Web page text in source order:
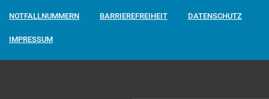
NOTFALLNUMMERN BARRIEREFREIHEIT DATENSCHUTZ
IMPRESSUM